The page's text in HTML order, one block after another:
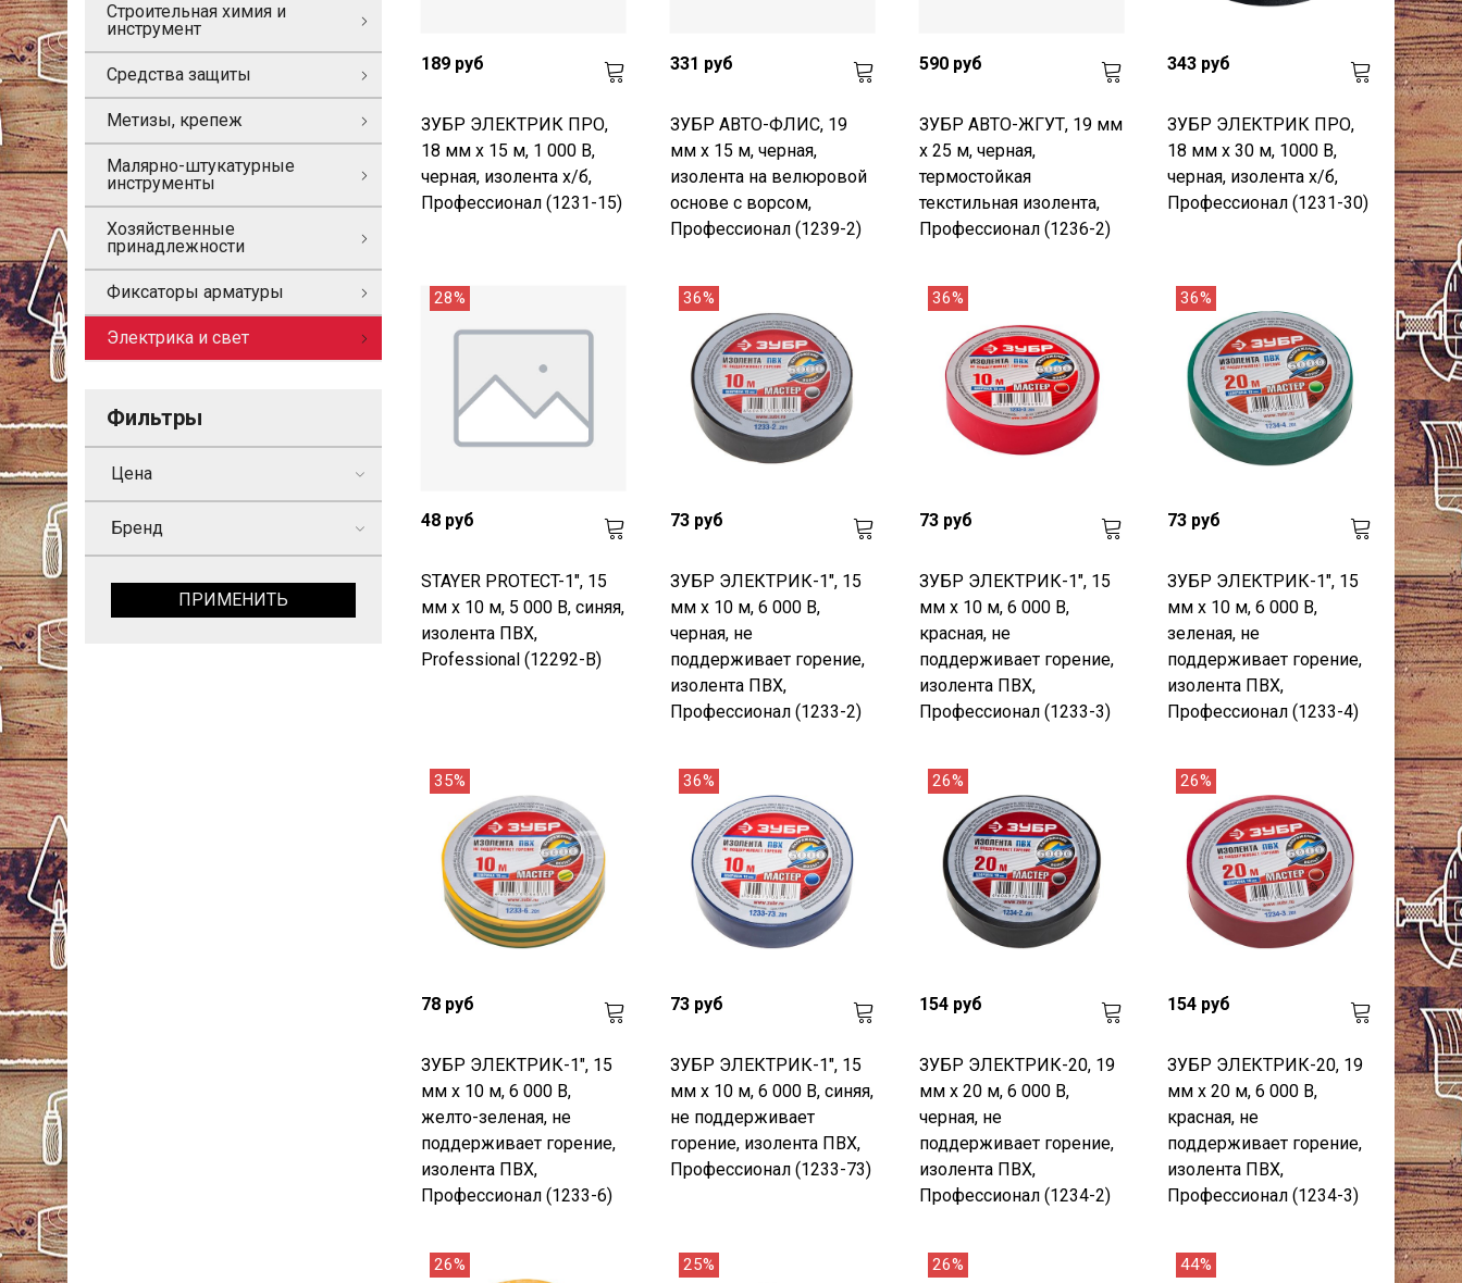
189 руб
ЗУБР ЭЛЕКТРИК ПРО,
18 мм х 15 м, 1 000 В,
черная, изолента х/б,
Профессионал (1231-15)
331 руб
ЗУБР АВТО-ФЛИС, 19
мм х 15 м, черная,
изолента на велюровой
основе с ворсом,
Профессионал (1239-2)
590 руб
ЗУБР АВТО-ЖГУТ, 19 мм
х 25 м, черная,
термостойкая
текстильная изолента,
Профессионал (1236-2)
343 руб
ЗУБР ЭЛЕКТРИК ПРО,
18 мм х 30 м, 1000 В,
черная, изолента х/б,
Профессионал (1231-30)
28%
48 руб
STAYER PROTECT-1", 15
мм х 10 м, 5 000 В, синяя,
изолента ПВХ,
Professional (12292-B)
36%
73 руб
ЗУБР ЭЛЕКТРИК-1", 15
мм х 10 м, 6 000 В,
черная, не
поддерживает горение,
изолента ПВХ,
Профессионал (1233-2)
36%
73 руб
ЗУБР ЭЛЕКТРИК-1", 15
мм х 10 м, 6 000 В,
красная, не
поддерживает горение,
изолента ПВХ,
Профессионал (1233-3)
36%
73 руб
ЗУБР ЭЛЕКТРИК-1", 15
мм х 10 м, 6 000 В,
зеленая, не
поддерживает горение,
изолента ПВХ,
Профессионал (1233-4)
35%
78 руб
ЗУБР ЭЛЕКТРИК-1", 15
мм х 10 м, 6 000 В,
желто-зеленая, не
поддерживает горение,
изолента ПВХ,
Профессионал (1233-6)
36%
73 руб
ЗУБР ЭЛЕКТРИК-1", 15
мм х 10 м, 6 000 В, синяя,
не поддерживает
горение, изолента ПВХ,
Профессионал (1233-73)
26%
154 руб
ЗУБР ЭЛЕКТРИК-20, 19
мм х 20 м, 6 000 В,
черная, не
поддерживает горение,
изолента ПВХ,
Профессионал (1234-2)
26%
154 руб
ЗУБР ЭЛЕКТРИК-20, 19
мм х 20 м, 6 000 В,
красная, не
поддерживает горение,
изолента ПВХ,
Профессионал (1234-3)
26% 25% 26% 44%
Строительная химия и
инструмент
Средства защиты
Метизы, крепеж
Малярно-штукатурные
инструменты
Хозяйственные
принадлежности
Фиксаторы арматуры
Электрика и свет
Фильтры
Цена
Бренд
ПРИМЕНИТЬ